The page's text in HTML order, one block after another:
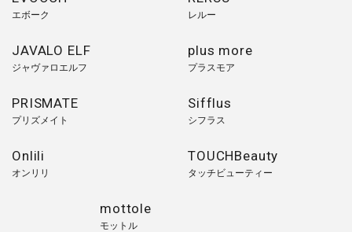
エボーク レルー
JAVALO ELF
ジャヴァロエルフ
plus more
プラスモア
PRISMATE
プリズメイト
Sifflus
シフラス
Onlili
オンリリ
TOUCHBeauty
タッチビューティー
mottole
モットル